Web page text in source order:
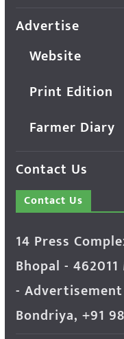
Advertise
Website
Print Edition
Farmer Diary
Contact Us
Contact Us
14 Press
Bhopal -
-
Bondriya, +91